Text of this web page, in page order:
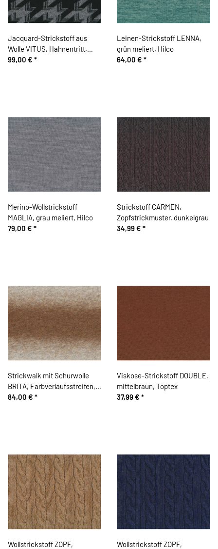
Jacquard-Strickstoff aus
Wolle VITUS, Hahnentritt,
schwarz, Hilco
99,00 € *
Leinen-Strickstoff LENNA,
grün meliert, Hilco
64,00 € *
Merino-Wollstrickstoff
MAGLIA, grau meliert, Hilco
79,00 € *
Strickstoff CARMEN,
Zopfstrickmuster, dunkelgrau
34,99 € *
Strickwalk mit Schurwolle
BRITA, Farbverlaufsstreifen,
beige-creme, Hilco
84,00 € *
Viskose-Strickstoff DOUBLE,
mittelbraun, Toptex
37,99 € *
Wollstrickstoff ZOPF,
Wollstrickstoff ZOPF,